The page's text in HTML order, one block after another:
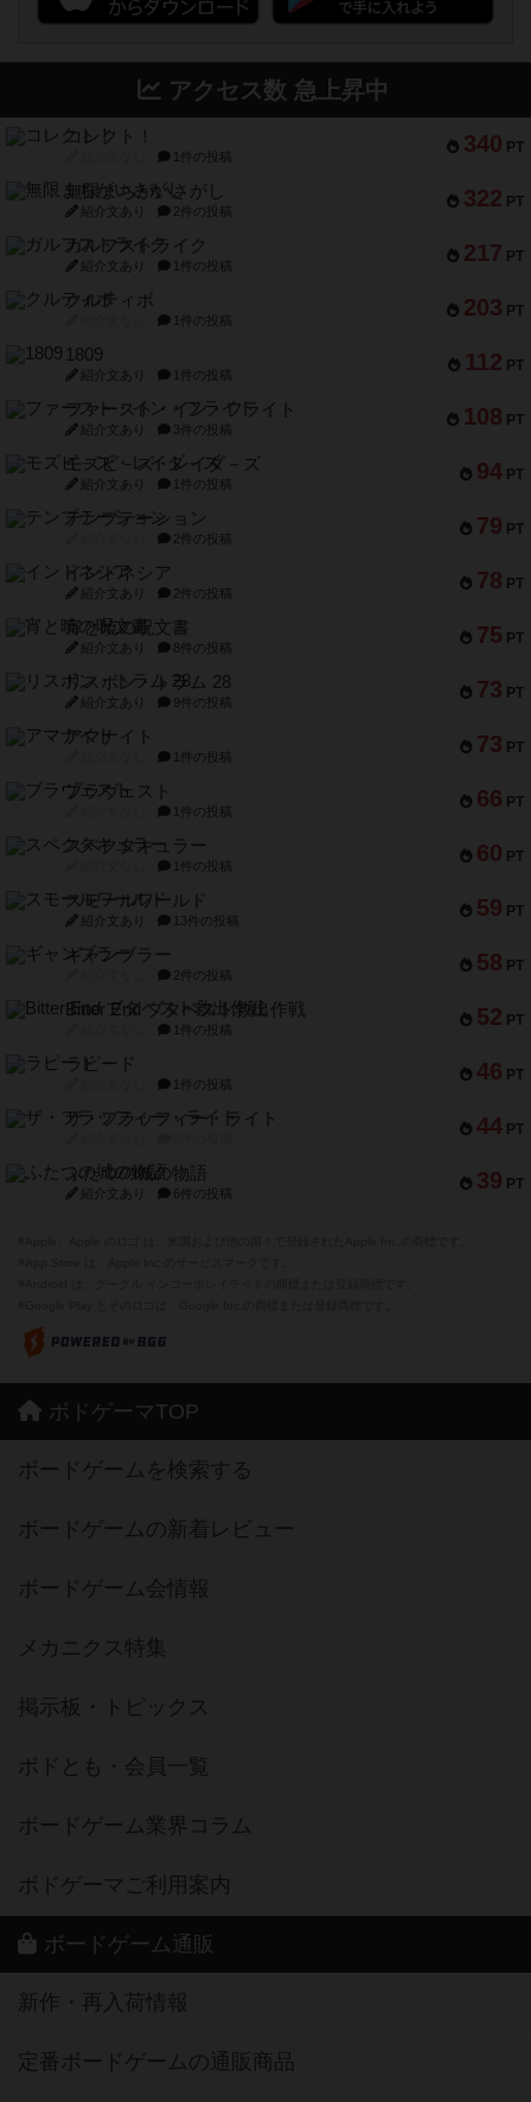
アクセス数 急上昇中
340 PT
コレクト！
1件の投稿
322 PT
無限まちがいさがし
紹介文あり 2件の投稿
217 PT
ガルフストライク
紹介文あり 1件の投稿
203 PT
クルティボ
1件の投稿
112 PT
1809
紹介文あり 1件の投稿
108 PT
ファースト・イン・フライト
紹介文あり 3件の投稿
94 PT
モズビ－ズ・レイダ－ズ
紹介文あり 1件の投稿
79 PT
テンプテーション
2件の投稿
78 PT
インドネシア
紹介文あり 2件の投稿
75 PT
宵と暁の呪文書
紹介文あり 8件の投稿
73 PT
リスボン・トラム 28
紹介文あり 9件の投稿
73 PT
アマナイト
1件の投稿
66 PT
ブラヴェスト
1件の投稿
60 PT
スペクタキュラー
1件の投稿
59 PT
スモールワールド
紹介文あり 13件の投稿
58 PT
ギャンブラー
2件の投稿
52 PT
Bitter End ブタペスト救出作戦
1件の投稿
46 PT
ラピード
1件の投稿
44 PT
ザ・フラッフィー・ライト
39 PT
ふたつの城の物語
紹介文あり 6件の投稿
ボドゲーマTOP
ボードゲームを検索する
ボードゲームの新着レビュー
ボードゲーム会情報
メカニクス特集
掲示板・トピックス
ボドとも・会員一覧
ボードゲーム業界コラム
ボドゲーマご利用案内
ボードゲーム通販
新作・再入荷情報
定番ボードゲームの通販商品